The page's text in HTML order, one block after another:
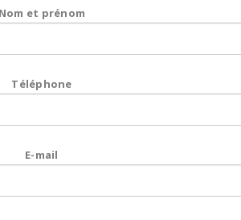
Nom et prénom
Téléphone
E-mail